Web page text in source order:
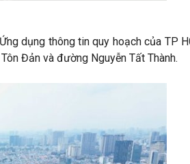
dụng thông tin quy hoạch của TP
Đản và đường Nguyễn Tất Thành.